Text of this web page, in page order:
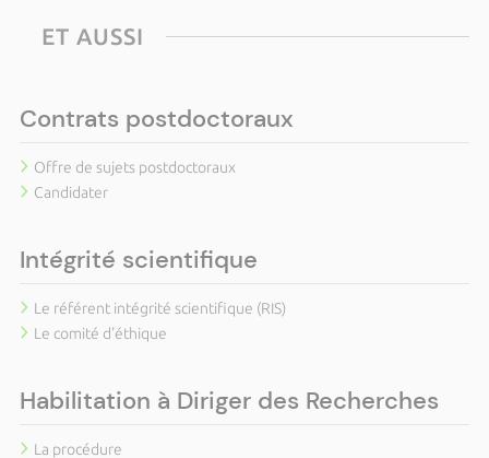
ET AUSSI
Contrats postdoctoraux
Offre de sujets postdoctoraux
Candidater
Intégrité scientifique
Le référent intégrité scientifique (RIS)
Le comité d'éthique
Habilitation à Diriger des Recherches
La procédure